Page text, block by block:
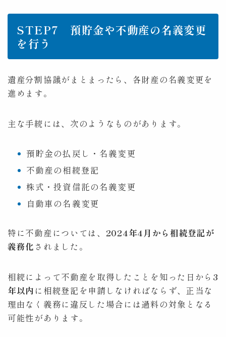
STEP7 預貯金や不動産の名義変更
を行う
遺産分割協議がまとまったら、各財産の名義変更を
進めます。
主な手続には、次のようなものがあります。
預貯金の払戻し・名義変更
不動産の相続登記
株式・投資信託の名義変更
自動車の名義変更
特に不動産については、 2024年4月から相続登記が
義務化 されました。
相続によって不動産を取得したことを知った日から 3
年以内 に相続登記を申請しなければならず、正当な
理由なく義務に違反した場合には過料の対象となる
可能性があります。